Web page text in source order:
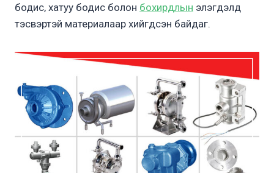
бодис, хатуу бодис болон бохирдлын элэгдэлд
тэсвэртэй материалаар хийгдсэн байдаг.